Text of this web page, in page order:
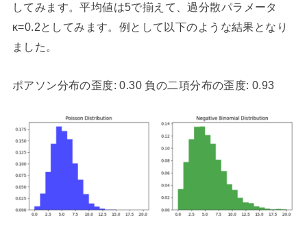
してみます。平均値は5で揃えて、過分散パラメータ
κ=0.2としてみます。例として以下のような結果となり
ました。
ポアソン分布の歪度: 0.30 負の二項分布の歪度: 0.93